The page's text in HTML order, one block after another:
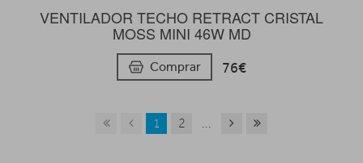
VENTILADOR TECHO RETRACT CRISTAL
MOSS MINI 46W MD
Comprar 76€
1 2 ...